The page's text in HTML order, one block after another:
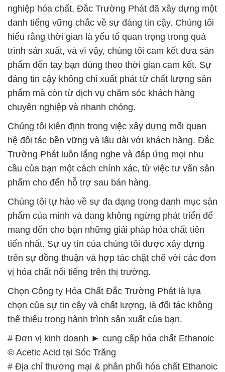
nghiệp hóa chất, Đắc Trường Phát đã xây dựng một
danh tiếng vững chắc về sự đáng tin cậy. Chúng tôi
hiểu rằng thời gian là yếu tố quan trọng trong quá
trình sản xuất, và vì vậy, chúng tôi cam kết đưa sản
phẩm đến tay bạn đúng theo thời gian cam kết. Sự
đáng tin cậy không chỉ xuất phát từ chất lượng sản
phẩm mà còn từ dịch vụ chăm sóc khách hàng
chuyên nghiệp và nhanh chóng.
Chúng tôi kiên định trong việc xây dựng mối quan
hệ đối tác bền vững và lâu dài với khách hàng. Đắc
Trường Phát luôn lắng nghe và đáp ứng mọi nhu
cầu của bạn một cách chính xác, từ việc tư vấn sản
phẩm cho đến hỗ trợ sau bán hàng.
Chúng tôi tự hào về sự đa dạng trong danh mục sản
phẩm của mình và đang không ngừng phát triển để
mang đến cho bạn những giải pháp hóa chất tiên
tiến nhất. Sự uy tín của chúng tôi được xây dựng
trên sự đồng thuận và hợp tác chặt chẽ với các đơn
vị hóa chất nổi tiếng trên thị trường.
Chọn Công ty Hóa Chất Đắc Trường Phát là lựa
chọn của sự tin cậy và chất lượng, là đối tác không
thể thiếu trong hành trình sản xuất của bạn.
# Đơn vị kinh doanh ► cung cấp hóa chất Ethanoic
© Acetic Acid tại Sóc Trăng
# Địa chỉ thương mại & phân phối hóa chất Ethanoic